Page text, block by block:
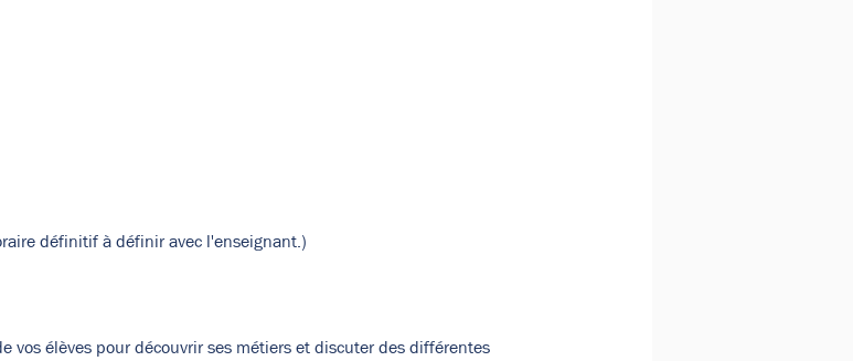
définitif à définir avec l'enseignant.)
vos élèves pour découvrir ses métiers et discuter des différentes